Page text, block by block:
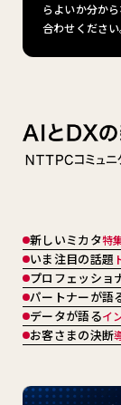
らよいか分か
合わせください
新しいミカタ特
いま注目の話題
プロフェッショ
パートナーが語
データが語るイ
お客さまの決断